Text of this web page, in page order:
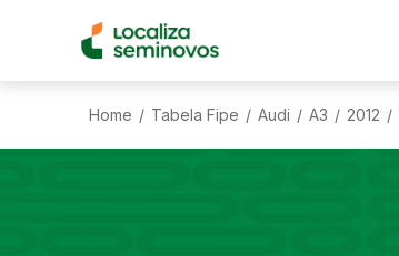
Home / Tabela Fipe / Audi / A3 / 2012 /